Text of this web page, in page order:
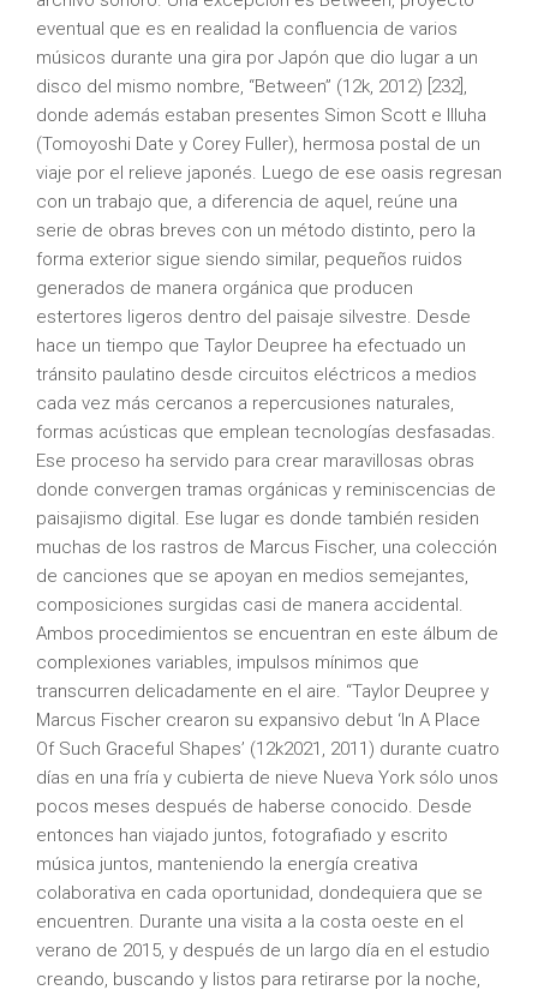
eventual que es en realidad la confluencia de varios
músicos durante una gira por Japón que dio lugar a un
disco del mismo nombre, “Between” (12k, 2012) [232],
donde además estaban presentes Simon Scott e Illuha
(Tomoyoshi Date y Corey Fuller), hermosa postal de un
viaje por el relieve japonés. Luego de ese oasis regresan
con un trabajo que, a diferencia de aquel, reúne una
serie de obras breves con un método distinto, pero la
forma exterior sigue siendo similar, pequeños ruidos
generados de manera orgánica que producen
estertores ligeros dentro del paisaje silvestre. Desde
hace un tiempo que Taylor Deupree ha efectuado un
tránsito paulatino desde circuitos eléctricos a medios
cada vez más cercanos a repercusiones naturales,
formas acústicas que emplean tecnologías desfasadas.
Ese proceso ha servido para crear maravillosas obras
donde convergen tramas orgánicas y reminiscencias de
paisajismo digital. Ese lugar es donde también residen
muchas de los rastros de Marcus Fischer, una colección
de canciones que se apoyan en medios semejantes,
composiciones surgidas casi de manera accidental.
Ambos procedimientos se encuentran en este álbum de
complexiones variables, impulsos mínimos que
transcurren delicadamente en el aire. “Taylor Deupree y
Marcus Fischer crearon su expansivo debut ‘In A Place
Of Such Graceful Shapes’ (12k2021, 2011) durante cuatro
días en una fría y cubierta de nieve Nueva York sólo unos
pocos meses después de haberse conocido. Desde
entonces han viajado juntos, fotografiado y escrito
música juntos, manteniendo la energía creativa
colaborativa en cada oportunidad, dondequiera que se
encuentren. Durante una visita a la costa oeste en el
verano de 2015, y después de un largo día en el estudio
creando, buscando y listos para retirarse por la noche,